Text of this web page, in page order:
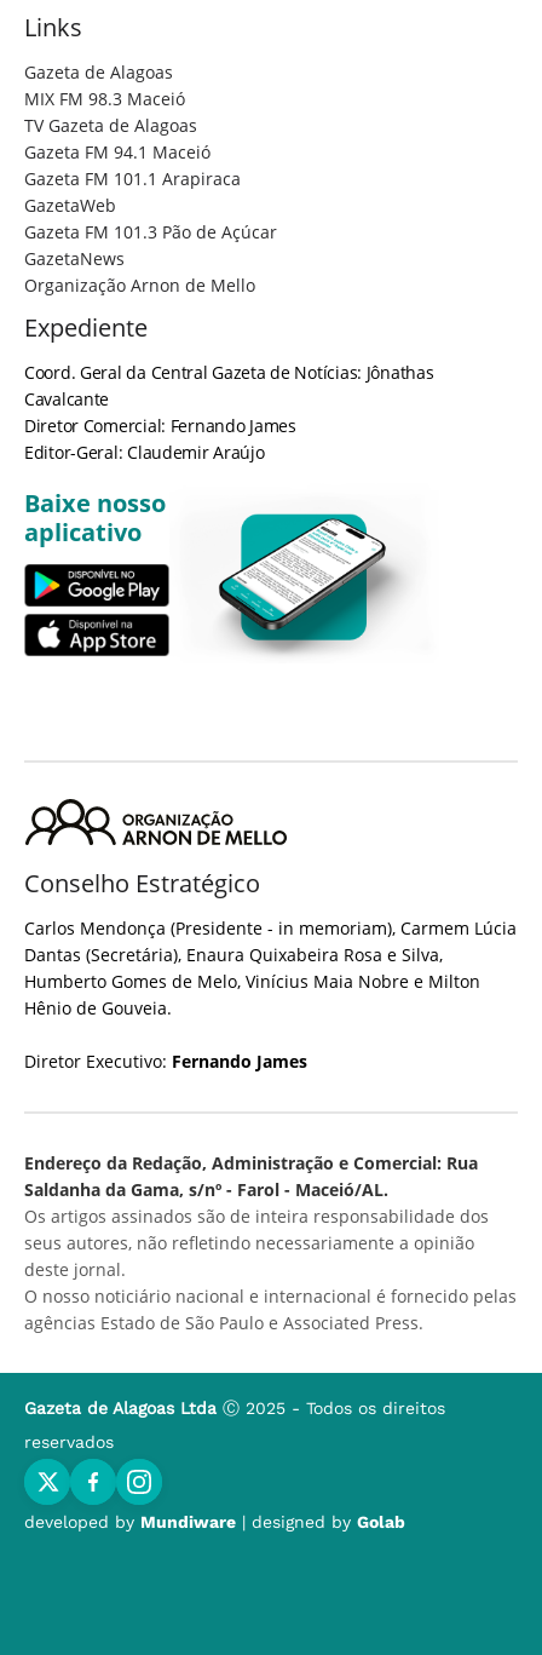
Links
Gazeta de Alagoas
MIX FM 98.3 Maceió
TV Gazeta de Alagoas
Gazeta FM 94.1 Maceió
Gazeta FM 101.1 Arapiraca
GazetaWeb
Gazeta FM 101.3 Pão de Açúcar
GazetaNews
Organização Arnon de Mello
Expediente
Coord. Geral da Central Gazeta de Notícias: Jônathas
Cavalcante
Diretor Comercial: Fernando James
Editor-Geral: Claudemir Araújo
Baixe nosso
aplicativo
Conselho Estratégico
Carlos Mendonça (Presidente - in memoriam), Carmem Lúcia
Dantas (Secretária), Enaura Quixabeira Rosa e Silva,
Humberto Gomes de Melo, Vinícius Maia Nobre e Milton
Hênio de Gouveia.
Diretor Executivo: Fernando James
Endereço da Redação, Administração e Comercial: Rua
Saldanha da Gama, s/nº - Farol - Maceió/AL.
Os artigos assinados são de inteira responsabilidade dos
seus autores, não refletindo necessariamente a opinião
deste jornal.
O nosso noticiário nacional e internacional é fornecido pelas
agências Estado de São Paulo e Associated Press.
Gazeta de Alagoas Ltda Ⓒ 2025 - Todos os direitos
reservados
developed by Mundiware | designed by Golab